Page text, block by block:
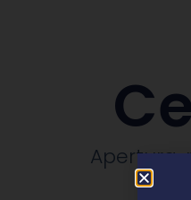
Apertura,